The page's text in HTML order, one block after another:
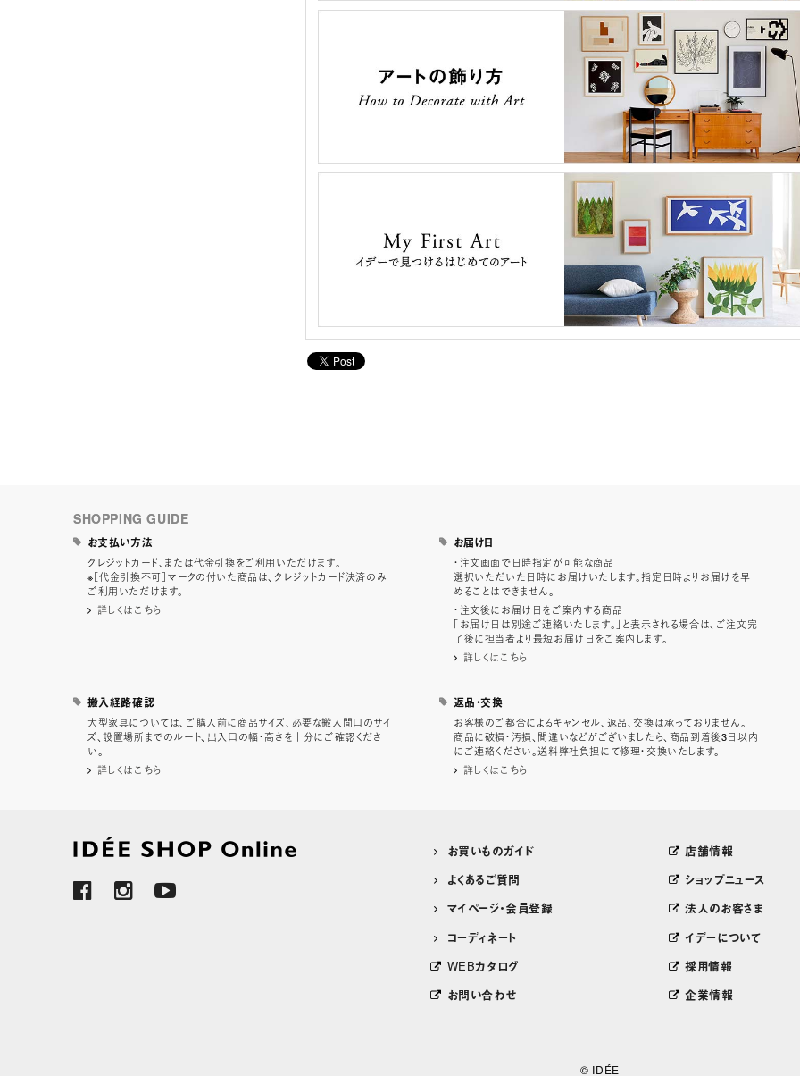
SHOPPING GUIDE
お支払い方法
クレジットカード、または代金引換をご利用いただけます。
※［代金引換不可］マークの付いた商品は、クレジットカード決済のみ
ご利用いただけます。
詳しくはこちら
お届け日
・注文画面で日時指定が可能な商品
選択いただいた日時にお届けいたします。指定日時よりお届けを早
めることはできません。
・注文後にお届け日をご案内する商品
「お届け日は別途ご連絡いたします。」と表示される場合は、ご注文完
了後に担当者より最短お届け日をご案内します。
詳しくはこちら
搬入経路確認
大型家具については、ご購入前に商品サイズ、必要な搬入間口のサイ
ズ、設置場所までのルート、出入口の幅・高さを十分にご確認くださ
い。
詳しくはこちら
返品・交換
お客様のご都合によるキャンセル、返品、交換は承っておりません。
商品に破損・汚損、間違いなどがございましたら、商品到着後3日以内
にご連絡ください。送料弊社負担にて修理・交換いたします。
詳しくはこちら
お買いものガイド
よくあるご質問
マイページ・会員登録
コーディネート
WEBカタログ
お問い合わせ
店舗情報
ショップニュース
法人のお客さま
イデーについて
採用情報
企業情報
© IDÉE